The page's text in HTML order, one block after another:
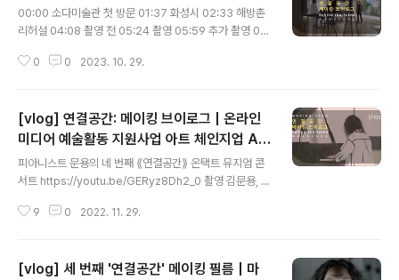
com moontara.co.kr 주최·주관 문타라엔터테인먼트
후원 온라인미디어 예술활동 지원 문화체육관광부 한국문
원회의 '온라인미디어 예술활동 지원' 사업의 지원을 받아
00:00 소다미술관 첫 방문 01:37 화성시 02:33 해방촌
리허설 04:08 촬영 전 05:24 촬영 05:59 추가 촬영 06:
최초 공개 피아니스트 문용의 《연결공간》 https://www.y
집, 자막 김문용 moonyong.com moontara.co.kr 주
최·주관 문타라엔터테인먼트 후원 온라인미디어 예술활동
지원 문화체육관광부 한국문화예술위원회 2023년 문화
체육관광부와 한국문화예술위원회의 '온라인미디어 예술
활동 지원' 사업의 지원을 받아 제작되었습니다. #연결공
간 #아트체인지업 #온라..
0 0 2023. 10. 29.
[vlog] 연결공간: 메이킹 브이로그 | 온라인
미디어 예술활동 지원사업 아트 체인지업 Art
Change UP
피아니스트 문용의 네 번째 ⟪연결공간⟫ 온택트 뮤지엄 콘
서트 https://youtu.be/GERyz8Dh2_0 촬영 김문용, 임
o.kr 주최,주관 문타라엔터테인먼트 후원 온라인미디어 예
디어 예술활동 지원사업'의 지원을 받아 제작되었습니다.
9 0 2022. 11. 29.
[vlog] 세 번째 '연결공간' 메이킹 필름 | 마